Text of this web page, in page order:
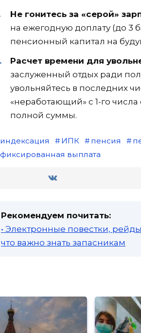
Не гонитесь за «серой»
на ежегодную доплату (до 3
пенсионный капитал на
Расчет времени для
заслуженный отдых ради
увольняйтесь в последних
«неработающий» с 1-го
полной суммы.
индексация ИПК пенсия
фиксированная выплата
Рекомендуем почитать:
• Электронные повестки,
что важно знать запасникам